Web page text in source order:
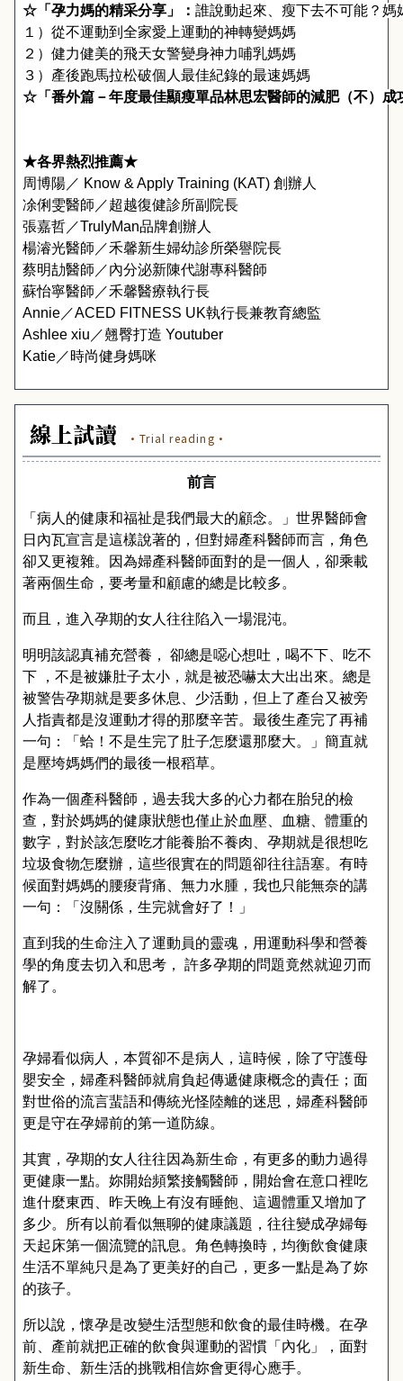
☆ 「 孕力媽的精采分享 」 ： 誰說動起來
瘦下去不可能？媽
１） 從不運動到全家愛上運動的神轉變媽媽
２）健力健美的飛天女警變身神力哺乳媽媽
３） 產後跑馬拉松破個人最佳紀錄的最速媽媽
☆ 「 番外篇 －年度最佳顯瘦單品林思宏醫師的減肥（不）成
★各界熱烈推薦★
周博陽／ Know & Apply Training (KAT) 創辦人
凃俐雯醫師／超越復健診所副院長
張嘉哲／TrulyMan品牌創辦人
楊濬光醫師／禾馨新生婦幼診所榮譽院長
蔡明劼醫師／內分泌新陳代謝專科醫師
蘇怡寧醫師／禾馨醫療執行長
Annie／ACED FITNESS UK執行長兼教育總監
Ashlee xiu ／翹臀打造 Youtuber
Katie／時尚健身媽咪
線上試讀 ·Trial reading·
前言
「病人的健康和福祉是我們最大的顧念。」世界醫師會
日內瓦宣言是這樣說著的，但對婦產科醫師而言，角色
卻又更複雜。因為婦產科醫師面對的是一個人，卻乘載
著兩個生命，要考量和顧慮的總是比較多。
而且，進入孕期的女人往往陷入一場混沌。
明明該認真補充營養， 卻總是噁心想吐，喝不下、吃不
下 ，不是被嫌肚子太小，就是被恐嚇太大出出來。總是
被警告孕期就是要多休息、少活動，但上了產台又被旁
人指責都是沒運動才得的那麼辛苦。最後生產完了再補
一句：「蛤！不是生完了肚子怎麼還那麼大。」簡直就
是壓垮媽媽們的最後一根稻草。
作為一個產科醫師，過去我大多的心力都在胎兒的檢
查，對於媽媽的健康狀態也僅止於血壓、血糖、體重的
數字，對於該怎麼吃才能養胎不養肉、孕期就是很想吃
垃圾食物怎麼辦，這些很實在的問題卻往往語塞。有時
候面對媽媽的腰痠背痛、無力水腫，我也只能無奈的講
一句：「沒關係，生完就會好了！」
直到我的生命注入了運動員的靈魂，用運動科學和營養
學的角度去切入和思考， 許多孕期的問題竟然就迎刃而
解了。
孕婦看似病人，本質卻不是病人，這時候，除了守護母
嬰安全，婦產科醫師就肩負起傳遞健康概念的責任；面
對世俗的流言蜚語和傳統光怪陸離的迷思，婦產科醫師
更是守在孕婦前的第一道防線。
其實，孕期的女人往往因為新生命，有更多的動力過得
更健康一點。妳開始頻繁接觸醫師，開始會在意口裡吃
進什麼東西、昨天晚上有沒有睡飽、這週體重又增加了
多少。所有以前看似無聊的健康議題，往往變成孕婦每
天起床第一個流覽的訊息。角色轉換時，均衡飲食健康
生活不單純只是為了更美好的自己，更多一點是為了妳
的孩子。
所以說，懷孕是改變生活型態和飲食的最佳時機。在孕
前、產前就把正確的飲食與運動的習慣「內化」，面對
新生命、新生活的挑戰相信妳會更得心應手。